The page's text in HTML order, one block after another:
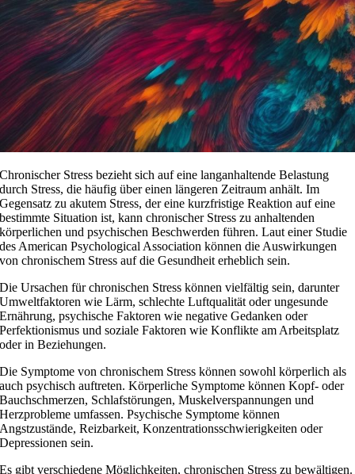
Chronischer Stress bezieht sich auf eine langanhaltende Belastung
durch Stress, die häufig über einen längeren Zeitraum anhält. Im
Gegensatz zu akutem Stress, der eine kurzfristige Reaktion auf eine
bestimmte Situation ist, kann chronischer Stress zu anhaltenden
körperlichen und psychischen Beschwerden führen. Laut einer Studie
des American Psychological Association können die Auswirkungen
von chronischem Stress auf die Gesundheit erheblich sein.
Die Ursachen für chronischen Stress können vielfältig sein, darunter
Umweltfaktoren wie Lärm, schlechte Luftqualität oder ungesunde
Ernährung, psychische Faktoren wie negative Gedanken oder
Perfektionismus und soziale Faktoren wie Konflikte am Arbeitsplatz
oder in Beziehungen.
Die Symptome von chronischem Stress können sowohl körperlich als
auch psychisch auftreten. Körperliche Symptome können Kopf- oder
Bauchschmerzen, Schlafstörungen, Muskelverspannungen und
Herzprobleme umfassen. Psychische Symptome können
Angstzustände, Reizbarkeit, Konzentrationsschwierigkeiten oder
Depressionen sein.
Es gibt verschiedene Möglichkeiten, chronischen Stress zu bewältigen.